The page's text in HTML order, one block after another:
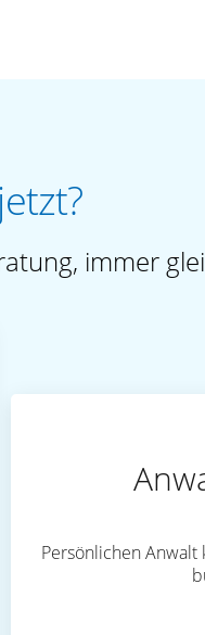
immer
Persönlichen